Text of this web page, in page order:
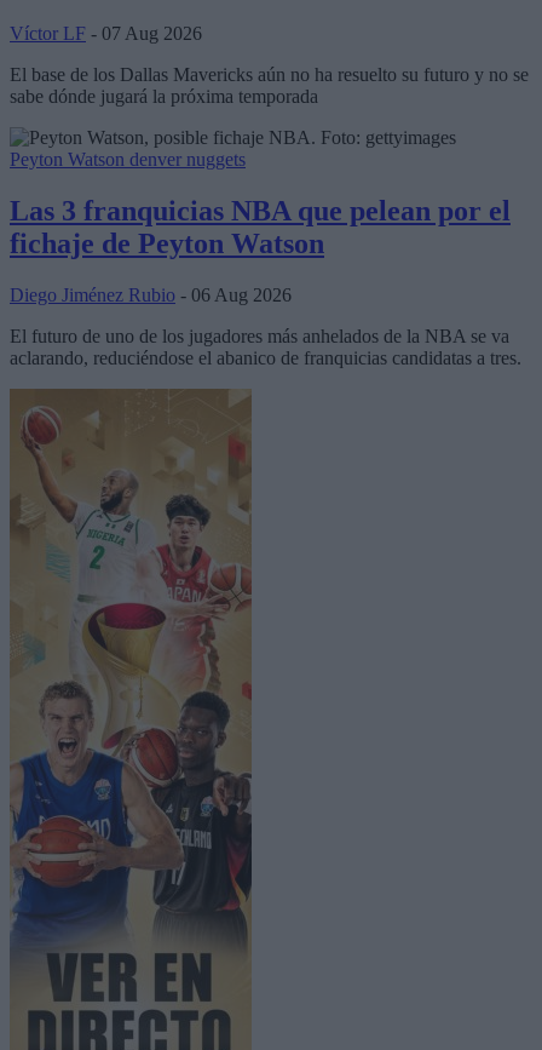
Víctor LF - 07 Aug 2026
El base de los Dallas Mavericks aún no ha resuelto su futuro y no se
sabe dónde jugará la próxima temporada
Peyton Watson denver nuggets
Las 3 franquicias NBA que pelean por el
fichaje de Peyton Watson
Diego Jiménez Rubio - 06 Aug 2026
El futuro de uno de los jugadores más anhelados de la NBA se va
aclarando, reduciéndose el abanico de franquicias candidatas a tres.